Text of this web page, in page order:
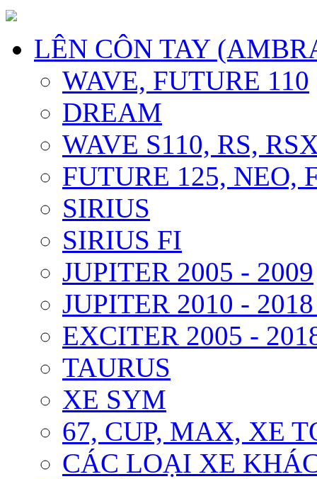
LÊN CÔN TAY
WAVE, FUTURE 110
DREAM
WAVE S110, RS,
FUTURE 125, NEO,
SIRIUS
SIRIUS FI
JUPITER 2005 - 2009
JUPITER 2010 -
EXCITER 2005 -
TAURUS
XE SYM
67, CUP, MAX, XE
CÁC LOẠI XE